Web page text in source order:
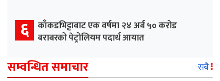
६ काँकडभिट्टाबाट एक वर्षमा २४ अर्ब ५० करोड
बराबरको पेट्रोलियम पदार्थ आयात
सम्वन्धित समाचार सबै